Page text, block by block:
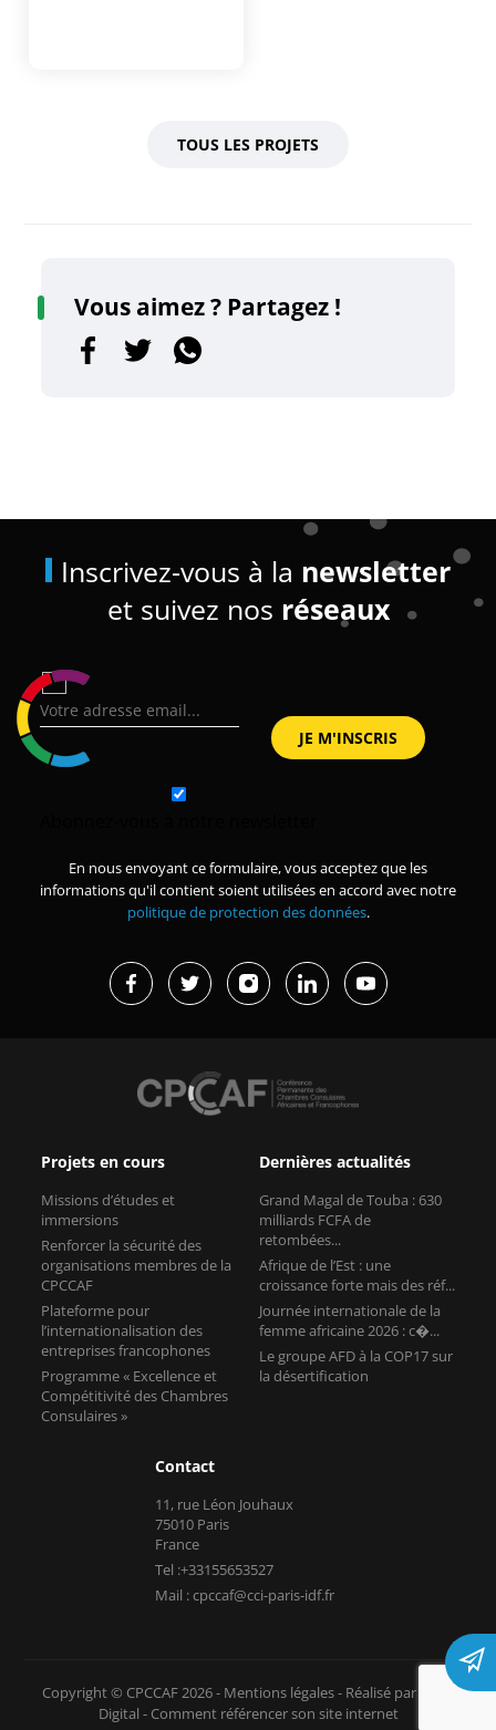
TOUS LES PROJETS
Vous aimez ? Partagez !
Inscrivez-vous à la newsletter
et suivez nos réseaux
En nous envoyant ce formulaire, vous acceptez que les
informations qu'il contient soient utilisées en accord avec notre
politique de protection des données.
Projets en cours
Missions d’études et
immersions
Renforcer la sécurité des
organisations membres de la
CPCCAF
Plateforme pour
l’internationalisation des
entreprises francophones
Programme « Excellence et
Compétitivité des Chambres
Consulaires »
Dernières actualités
Grand Magal de Touba : 630
milliards FCFA de
retombées...
Afrique de l’Est : une
croissance forte mais des réf...
Journée internationale de la
femme africaine 2026 : c�...
Le groupe AFD à la COP17 sur
la désertification
Contact
11, rue Léon Jouhaux
75010 Paris
France
Tel :+33155653527
Mail : cpccaf@cci-paris-idf.fr
Copyright © CPCCAF 2026 - Mentions légales- Réalisé par Tokiz
Digital - Comment référencer son site internet